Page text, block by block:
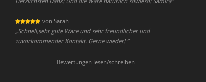
Herzlichsten Dank! Und die Ware natürlich sowieso! Samira”
von Sarah
„Schnell,sehr gute Ware und sehr freundlicher und
zuvorkommender Kontakt. Gerne wieder! ”
Bewertungen lesen/schreiben